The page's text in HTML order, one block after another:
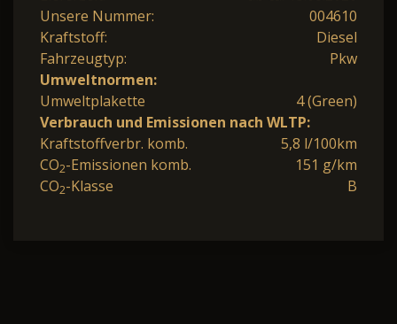
Unsere Nummer:
004610
Kraftstoff:
Diesel
Fahrzeugtyp:
Pkw
Umweltnormen:
Umweltplakette
4 (Green)
Verbrauch und Emissionen nach WLTP:
Kraftstoffverbr. komb.
5,8 l/100km
CO2-Emissionen komb.
151 g/km
CO2-Klasse B